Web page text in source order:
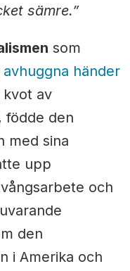
sämre.”
som
avhuggna händer
kvot av
födde den
med sina
upp
och
den
i Amerika och